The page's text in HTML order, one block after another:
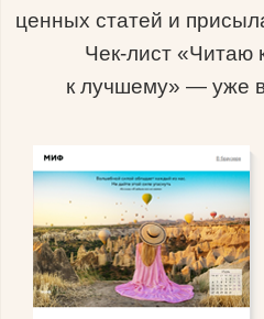
ценных статей и
Чек-лист «Читаю
к лучшему» — уже